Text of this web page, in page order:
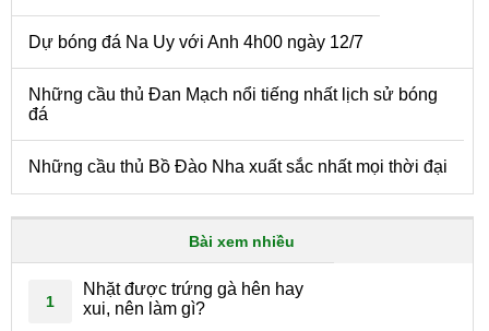
Dự bóng đá Na Uy với Anh 4h00 ngày 12/7
Những cầu thủ Đan Mạch nổi tiếng nhất lịch sử bóng
đá
Những cầu thủ Bồ Đào Nha xuất sắc nhất mọi thời đại
Bài xem nhiều
1
Nhặt được trứng gà hên hay
xui, nên làm gì?